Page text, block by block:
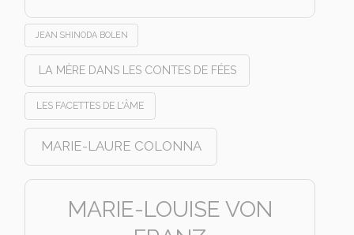
JEAN SHINODA BOLEN
LA MÈRE DANS LES CONTES DE FÉES
LES FACETTES DE L'ÂME
MARIE-LAURE COLONNA
MARIE-LOUISE VON